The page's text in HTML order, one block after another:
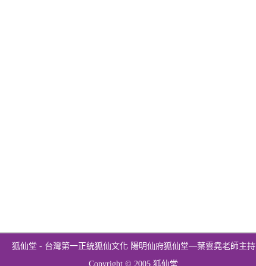
狐仙堂 - 台灣第一正統狐仙文化 陽明仙府狐仙堂—葉雲堯老師主持
Copyright © 2005 狐仙堂